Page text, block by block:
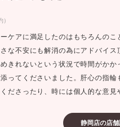
ーズサポート
プ
覧
予約について
ケアに満足したのはもちろんの
な不安にも解消の為にアドバイ
きれないという状況で時間がか
ってくださいました。肝心の指
ださったり、時には個人的な意見
静岡店の店